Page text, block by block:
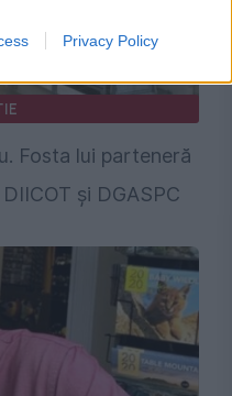
Privacy Policy
Fosta lui parteneră
și DGASPC